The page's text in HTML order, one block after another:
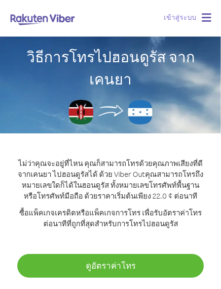
เข้าสู่ระบบ
วิธีการโทรไปฮอนดูรัส จาก
เคนยา
ไม่ว่าคุณจะอยู่ที่ไหน คุณก็สามารถโทรด้วยคุณภาพเสียงที่ดี
จากเคนยา ไปฮอนดูรัสได้ ด้วย Viber Outคุณสามารถโทรถึง
หมายเลขใดก็ได้ในฮอนดูรัส ทั้งหมายเลขโทรศัพท์พื้นฐาน
หรือโทรศัพท์มือถือ ด้วยราคาเริ่มต้นเพียง 22.0 ¢ ต่อนาที
ซื้อแพ็คเกจเครดิตหรือแพ็คเกจการโทร เพื่อรับอัตราค่าโทร
ต่อนาทีที่ถูกที่สุดสำหรับการโทรไปฮอนดูรัส
ดูอัตราค่าโทร